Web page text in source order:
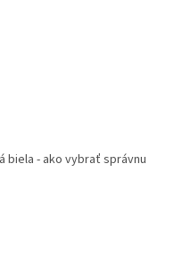
biela - ako vybrať správnu